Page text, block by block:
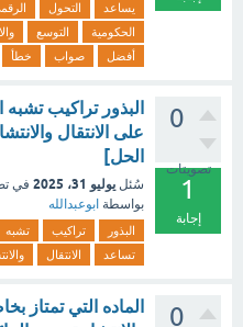
يساعد التحول
الحكومية
التوسع
أفضل
صواب خطأ
0
تصويتات
1
إجابة
‏البذور تراكيب
على الانتقال
الحل]
سُئل يوليو 31، 2025 في
بواسطة ابوعبدالله
البذور تراكيب تشبه
تساعد
الانتقال
0
الماده التي تمتاز